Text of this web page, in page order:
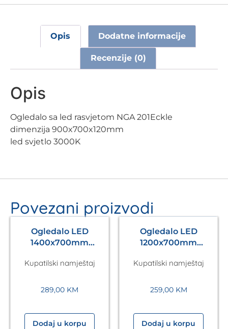
Opis Dodatne informacije
Recenzije (0)
Opis
Ogledalo sa led rasvjetom NGA 201Eckle
dimenzija 900x700x120mm
led svjetlo 3000K
Povezani proizvodi
Ogledalo LED
1400x700mm
Kupatilski namještaj
289,00 KM
Dodaj u korpu
Ogledalo LED
1200x700mm
Kupatilski namještaj
259,00 KM
Dodaj u korpu